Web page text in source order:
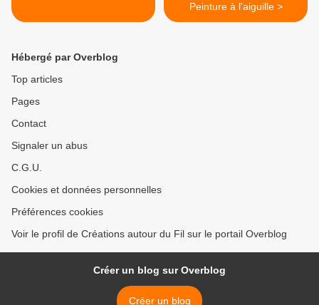
Peinture à l'aiguille >
Hébergé par Overblog
Top articles
Pages
Contact
Signaler un abus
C.G.U.
Cookies et données personnelles
Préférences cookies
Voir le profil de Créations autour du Fil sur le portail Overblog
Créer un blog sur Overblog
Créer un blog